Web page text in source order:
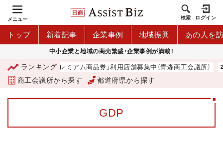
メニュー 検索 ログイン
トップ 新着記事 企業事例 地域振興 あの人を
中小企業と地域の商売繁盛・企業事例が満載！
ランキング
「青森市プレミアム商品券」利用店舗募集中（青森商工会議所）
商工会議所から探す 都道府県から探す
GDP